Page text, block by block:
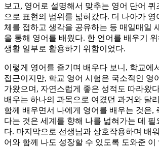
보고, 영어로 설명해서 맞추는 영어 단어 퀴
으로 표현의 범위를 넓혀갔다. 더 나아가 영
체를 접하고 생각을 공유하는 등 매일매일
을 통해 영어를 배웠다. 한 언어를 배우기
생활 일부로 활용하기 위함이었다.
이렇게 영어를 즐기며 배우다 보니, 학교에
접근이지만, 학교 영어 시험은 국소적인 영
가왔으며, 자연스럽게 좋은 성적도 따라왔
배우는 하나의 과목으로 여겼던 과거와 달
함께 배우면서 나에게 영어를 배우는 것은,
다는 것은 세계를 향해 나를 넓혀가는 데 필
다. 마지막으로 선생님과 상호작용하며 배
어와 함께 나도 성장할 수 있도록 도와준 이